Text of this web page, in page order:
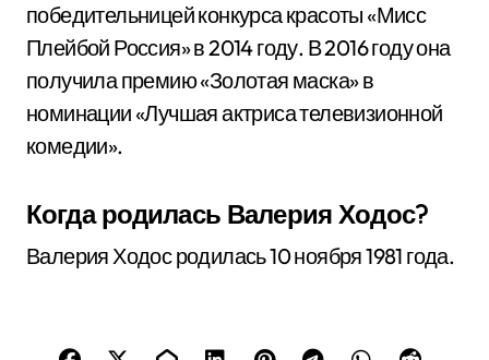
победительницей конкурса красоты «Мисс
Плейбой Россия» в 2014 году. В 2016 году она
получила премию «Золотая маска» в
номинации «Лучшая актриса телевизионной
комедии».
Когда родилась Валерия Ходос?
Валерия Ходос родилась 10 ноября 1981 года.